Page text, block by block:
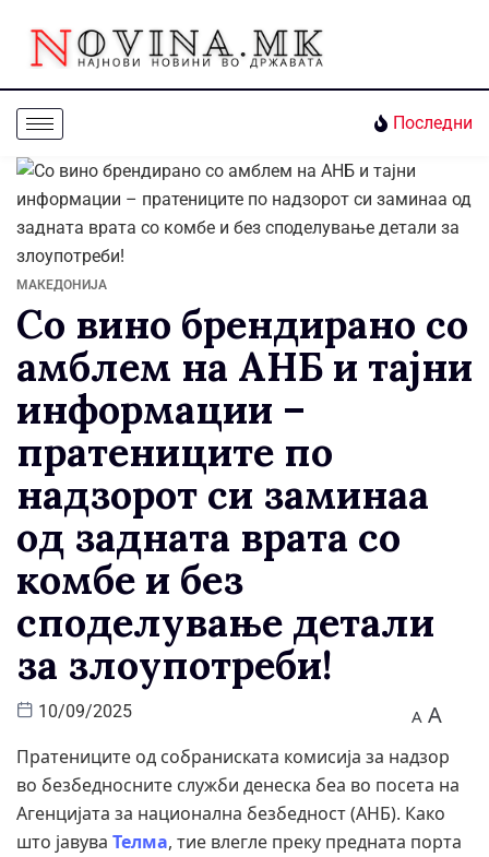
Последни
МАКЕДОНИЈА
Со вино брендирано со
амблем на АНБ и тајни
информации –
пратениците по
надзорот си заминаа
од задната врата со
комбе и без
споделување детали
за злоупотреби!
10/09/2025 A A
Пратениците од собраниската комисија за надзор
во безбедносните служби денеска беа во посета на
Агенцијата за национална безбедност (АНБ). Како
што јавува Телма, тие влегле преку предната порта